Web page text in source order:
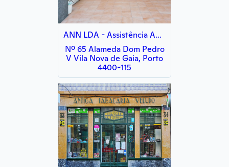
ANN LDA - Assistência Autorizada
Nº 65 Alameda Dom Pedro
V Vila Nova de Gaia, Porto
4400-115